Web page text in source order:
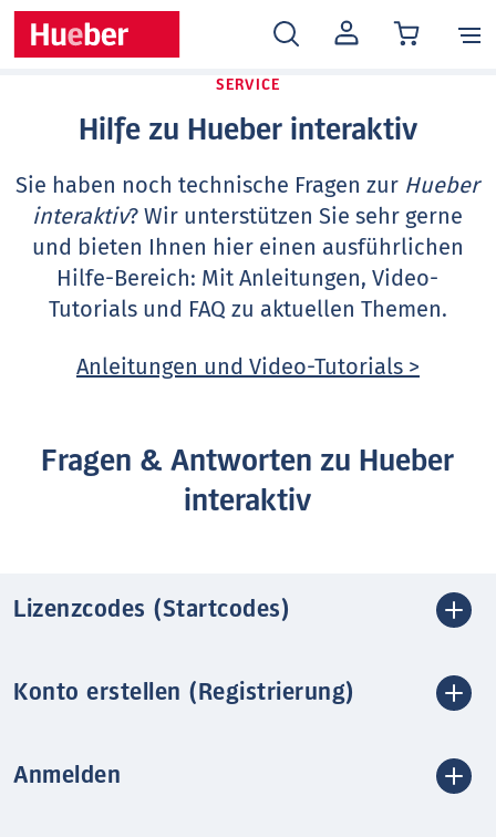
MEIN
KONTO
SERVICE
Hilfe zu Hueber interaktiv
Sie haben noch technische Fragen zur Hueber
interaktiv? Wir unterstützen Sie sehr gerne
und bieten Ihnen hier einen ausführlichen
Hilfe-Bereich: Mit Anleitungen, Video-
Tutorials und FAQ zu aktuellen Themen.
Anleitungen und Video-Tutorials >
Fragen & Antworten zu Hueber
interaktiv
Lizenzcodes (Startcodes)
Konto erstellen (Registrierung)
Anmelden